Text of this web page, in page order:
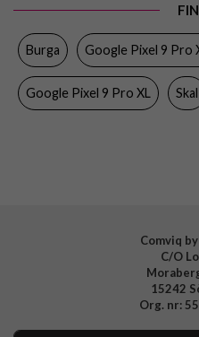
Material
Tillverkarens art nr
Burga Google Pixel 9 Pro
Google Pixel 9 Pro XL Skal
Comviq
C/O
15242
Org. nr: